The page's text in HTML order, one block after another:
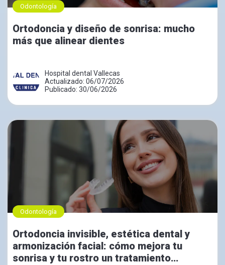
Odontología
Ortodoncia y diseño de sonrisa: mucho
más que alinear dientes
Hospital dental Vallecas
Actualizado: 06/07/2026
Publicado: 30/06/2026
Odontología
Ortodoncia invisible, estética dental y
armonización facial: cómo mejora tu
sonrisa y tu rostro un tratamiento